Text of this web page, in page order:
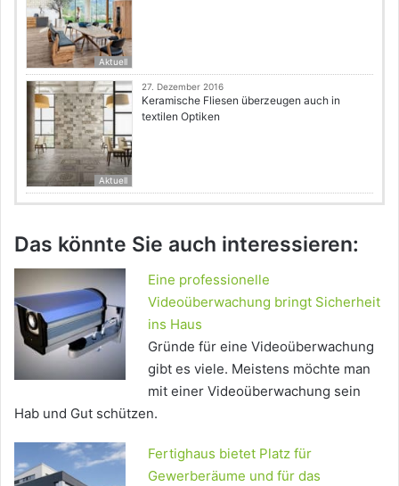
Aktuell
Aktuell
27. Dezember 2016
Keramische Fliesen überzeugen auch in
textilen Optiken
Das könnte Sie auch interessieren:
Eine professionelle
Videoüberwachung bringt Sicherheit
ins Haus
Gründe für eine Videoüberwachung
gibt es viele. Meistens möchte man
mit einer Videoüberwachung sein
Hab und Gut schützen.
Fertighaus bietet Platz für
Gewerberäume und für das